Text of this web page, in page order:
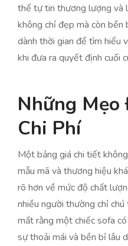
thể tự tin thương lượng và
không chỉ đẹp mà còn bền
dành thời gian để tìm hiểu
khi đưa ra quyết định cuối
Những
Chi Phí
Một bảng giá chi tiết
mẫu mã và thương hiệu
rõ hơn về mức độ chất
nhiều người thường chỉ
mất rằng một chiếc sofa
sự thoải mái và bền bỉ lâu